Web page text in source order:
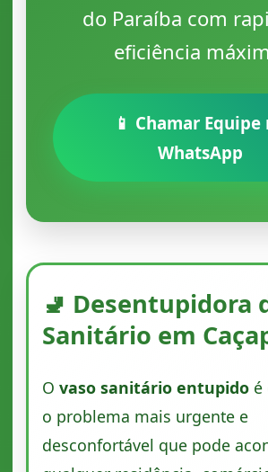
do Paraíba com
eficiência
📱 Chamar Equipe
WhatsApp
🚽 Desentupidora
Sanitário em
O vaso sanitário entupidoé
o problema mais urgente e
desconfortável que pode